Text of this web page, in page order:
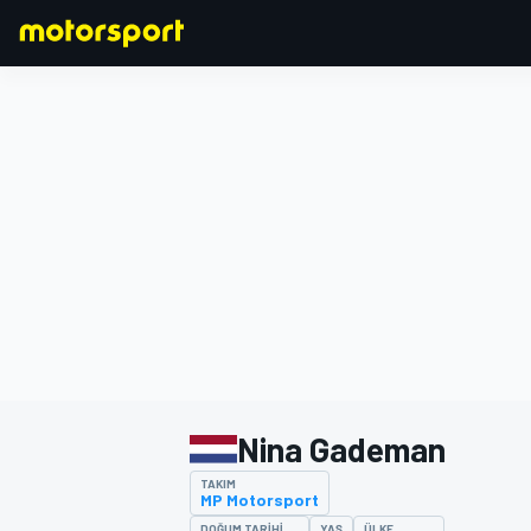
Nina Gademan
TAKIM
MP Motorsport